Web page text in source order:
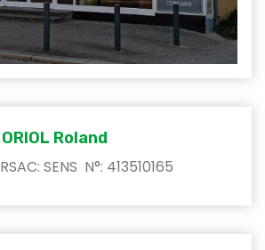
ORIOL Roland
RSAC: SENS N°: 413510165